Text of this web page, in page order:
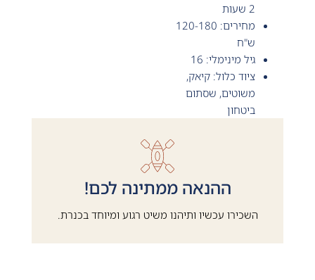
2 שעות
מחירים: 120-180
ש"ח
גיל מינימלי: 16
ציוד כלול: קיאק,
משוטים, שסתום
ביטחון
ההנאה ממתינה לכם!
השכירו עכשיו ותיהנו משיט רגוע ומיוחד בכנרת.